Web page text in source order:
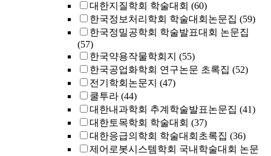
대한지질학회 학술대회 (60)
한국정보처리학회 학술대회논문집 (59)
한국정밀공학회 학술발표대회 논문집
(57)
한국약용작물학회지 (55)
한국공업화학회 연구논문 초록집 (52)
전기학회논문지 (47)
쿨투라 (44)
대한내과학회 추계학술발표논문집 (41)
대한토목학회 학술대회 (37)
대한응급의학회 학술대회초록집 (36)
제어로봇시스템학회 국내학술대회 논문